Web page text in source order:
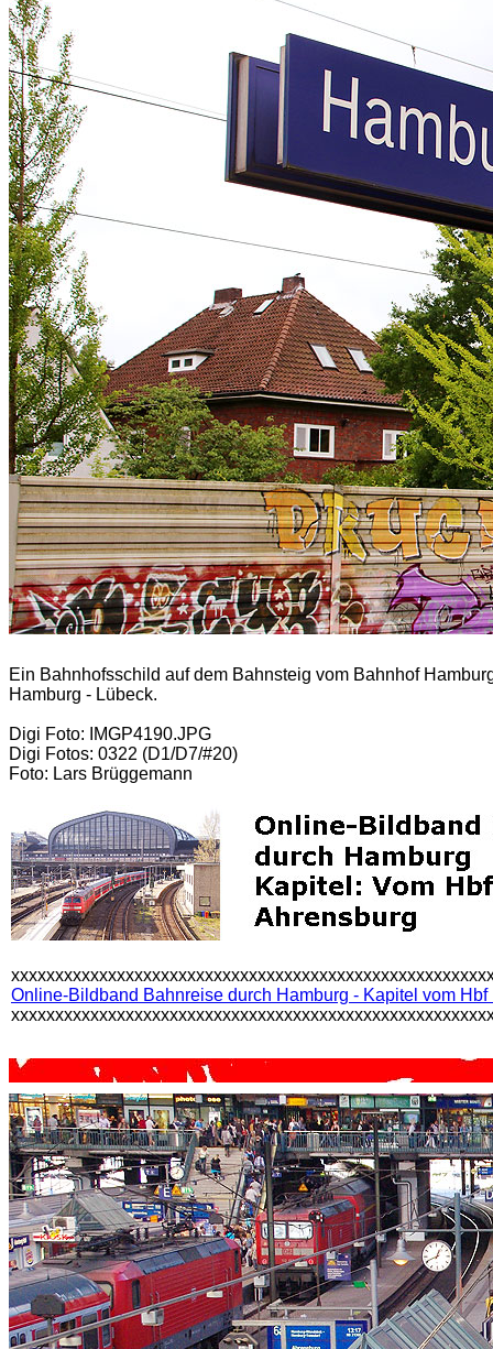
Ein Bahnhofsschild auf dem Bahnsteig vom Bahnhof
Hamburg - Lübeck.
Digi Foto: IMGP4190.JPG
Digi Fotos: 0322 (D1/D7/#20)
Foto: Lars Brüggemann
Online-Bildband Bahnreise durch Hamburg - Kapitel vom Hbf